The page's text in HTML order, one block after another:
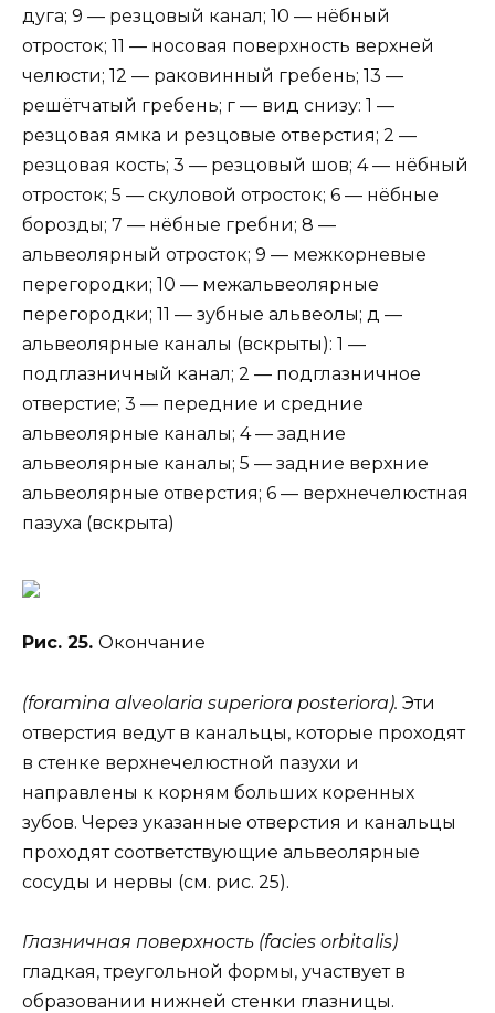
дуга; 9 — резцовый канал; 10 — нёбный
отросток; 11 — носовая поверхность верхней
челюсти; 12 — раковинный гребень; 13 —
решётчатый гребень; г — вид снизу: 1 —
резцовая ямка и резцовые отверстия; 2 —
резцовая кость; 3 — резцовый шов; 4 — нёбный
отросток; 5 — скуловой отросток; 6 — нёбные
борозды; 7 — нёбные гребни; 8 —
альвеолярный отросток; 9 — межкорневые
перегородки; 10 — межальвеолярные
перегородки; 11 — зубные альвеолы; д —
альвеолярные каналы (вскрыты): 1 —
подглазничный канал; 2 — подглазничное
отверстие; 3 — передние и средние
альвеолярные каналы; 4 — задние
альвеолярные каналы; 5 — задние верхние
альвеолярные отверстия; 6 — верхнечелюстная
пазуха (вскрыта)
Рис. 25. Окончание
(foramina alveolaria superiora posteriora). Эти
отверстия ведут в канальцы, которые проходят
в стенке верхнечелюстной пазухи и
направлены к корням больших коренных
зубов. Через указанные отверстия и канальцы
проходят соответствующие альвеолярные
сосуды и нервы (см. рис. 25).
Глазничная поверхность (facies orbitalis)
гладкая, треугольной формы, участвует в
образовании нижней стенки глазницы.